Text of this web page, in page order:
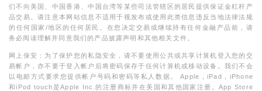
们不向美国、中国香港、中国台湾等某些司法管辖区的居民提供保证金杠杆产
品交易。请注意本网站信息不适用于视发布或使用此类信息违反当地法律法规
的任何国家/地区的任何居民。在您决定交易或继续持有任何金融产品前，请
务必阅读理解并同意我们的产品披露声明和其他相关文件。
网上保安：为了保护您的私隐安全，请不要使用公共或共享计算机登入您的交
易帐户，亦不要于登入帐户后将密码保存于任何计算机或移动设备。我们不会
以电邮方式要求您提供帐户号码和密码等私人数据。 Apple，iPad，iPhone
和iPod touch是Apple Inc.的注册商标并在美国和其他国家注册。App Store